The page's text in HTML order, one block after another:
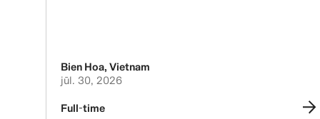
Bien Hoa, Vietnam
jūl. 30, 2026
Full-time